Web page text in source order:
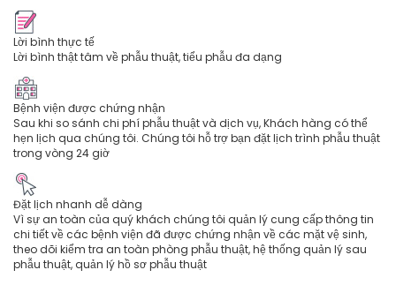
Lời bình thực tế
Lời bình thật tâm về phẫu thuật, tiểu phẫu đa dạng
Bệnh viện được chứng nhận
Sau khi so sánh chi phí phẫu thuật và dịch vụ, Khách hàng có thể
hẹn lịch qua chúng tôi. Chúng tôi hỗ trợ bạn đặt lịch trình phẫu thuật
trong vòng 24 giờ
Đặt lịch nhanh dễ dàng
Vì sự an toàn của quý khách chúng tôi quản lý cung cấp thông tin
chi tiết về các bệnh viện đã được chứng nhận về các mặt vệ sinh,
theo dõi kiểm tra an toàn phòng phẫu thuật, hệ thống quản lý sau
phẫu thuật, quản lý hồ sơ phẫu thuật